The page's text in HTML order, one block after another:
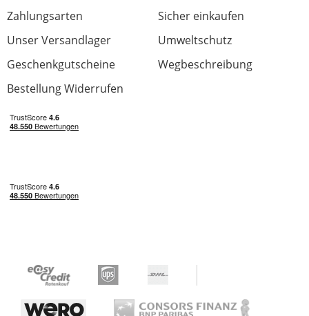
Zahlungsarten
Sicher einkaufen
Unser Versandlager
Umweltschutz
Geschenkgutscheine
Wegbeschreibung
Bestellung Widerrufen